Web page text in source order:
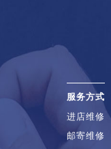
服务方式
进店维修
邮寄维修